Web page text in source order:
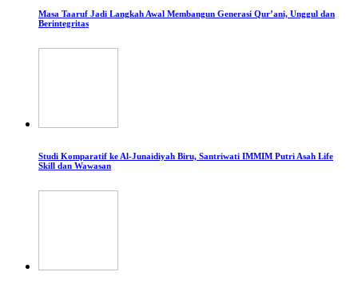
Masa Taaruf Jadi Langkah Awal Membangun Generasi Qur’ani, Unggul dan
Berintegritas
Studi Komparatif ke Al-Junaidiyah Biru, Santriwati IMMIM Putri Asah Life
Skill dan Wawasan